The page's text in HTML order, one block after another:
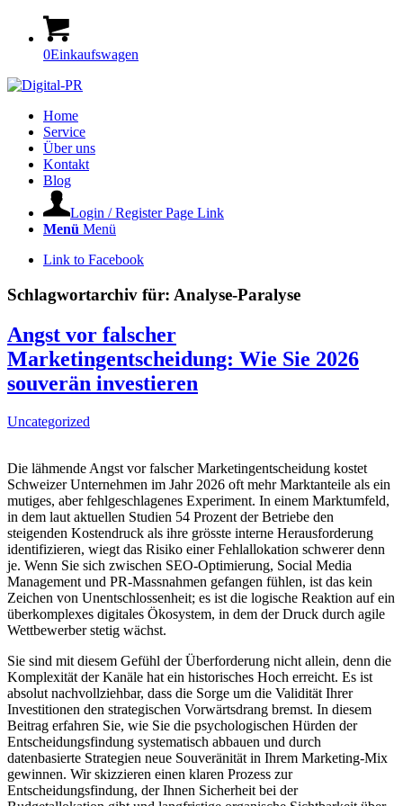
0Einkaufswagen
Home
Service
Über uns
Kontakt
Blog
Login / Register Page Link
Menü Menü
Link to Facebook
Schlagwortarchiv für: Analyse-Paralyse
Angst vor falscher
Marketingentscheidung: Wie Sie 2026
souverän investieren
Uncategorized
Die lähmende Angst vor falscher Marketingentscheidung kostet
Schweizer Unternehmen im Jahr 2026 oft mehr Marktanteile als ein
mutiges, aber fehlgeschlagenes Experiment. In einem Marktumfeld,
in dem laut aktuellen Studien 54 Prozent der Betriebe den
steigenden Kostendruck als ihre grösste interne Herausforderung
identifizieren, wiegt das Risiko einer Fehlallokation schwerer denn
je. Wenn Sie sich zwischen SEO-Optimierung, Social Media
Management und PR-Massnahmen gefangen fühlen, ist das kein
Zeichen von Unentschlossenheit; es ist die logische Reaktion auf ein
überkomplexes digitales Ökosystem, in dem der Druck durch agile
Wettbewerber stetig wächst.
Sie sind mit diesem Gefühl der Überforderung nicht allein, denn die
Komplexität der Kanäle hat ein historisches Hoch erreicht. Es ist
absolut nachvollziehbar, dass die Sorge um die Validität Ihrer
Investitionen den strategischen Vorwärtsdrang bremst. In diesem
Beitrag erfahren Sie, wie Sie die psychologischen Hürden der
Entscheidungsfindung systematisch abbauen und durch
datenbasierte Strategien neue Souveränität in Ihrem Marketing-Mix
gewinnen. Wir skizzieren einen klaren Prozess zur
Entscheidungsfindung, der Ihnen Sicherheit bei der